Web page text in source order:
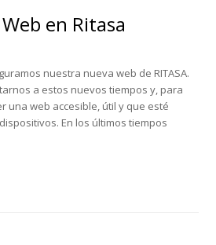
en Ritasa
nuestra nueva web de RITASA.
a estos nuevos tiempos y, para
una web accesible, útil y que esté
En los últimos tiempos